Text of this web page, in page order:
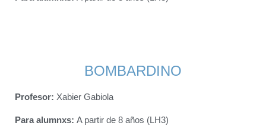
BOMBARDINO
Profesor: Xabier Gabiola
Para alumnxs: A partir de 8 años (LH3)